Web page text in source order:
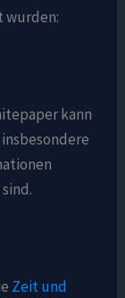
wurden:
kann
Zeit und